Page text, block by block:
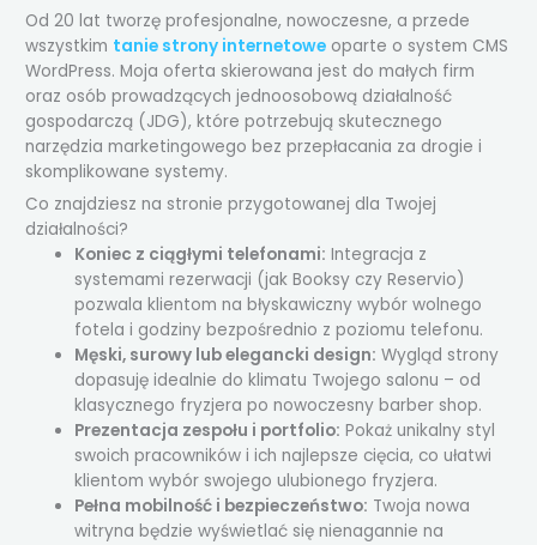
Od 20 lat tworzę profesjonalne, nowoczesne, a przede
wszystkim tanie strony internetowe oparte o system CMS
WordPress. Moja oferta skierowana jest do małych firm
oraz osób prowadzących jednoosobową działalność
gospodarczą (JDG), które potrzebują skutecznego
narzędzia marketingowego bez przepłacania za drogie i
skomplikowane systemy.
Co znajdziesz na stronie przygotowanej dla Twojej
działalności?
Koniec z ciągłymi telefonami: Integracja z
systemami rezerwacji (jak Booksy czy Reservio)
pozwala klientom na błyskawiczny wybór wolnego
fotela i godziny bezpośrednio z poziomu telefonu.
Męski, surowy lub elegancki design: Wygląd strony
dopasuję idealnie do klimatu Twojego salonu – od
klasycznego fryzjera po nowoczesny barber shop.
Prezentacja zespołu i portfolio: Pokaż unikalny styl
swoich pracowników i ich najlepsze cięcia, co ułatwi
klientom wybór swojego ulubionego fryzjera.
Pełna mobilność i bezpieczeństwo: Twoja nowa
witryna będzie wyświetlać się nienagannie na